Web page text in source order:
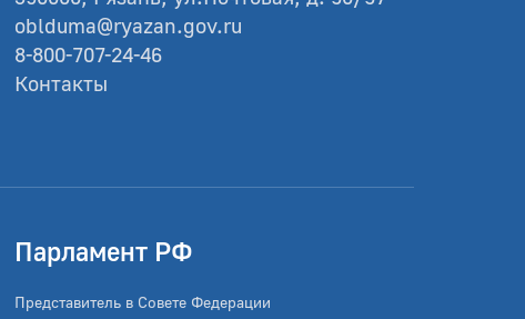
oblduma@ryazan.gov.ru
8-800-707-24-46
Контакты
Парламент РФ
Представитель в Совете Федерации